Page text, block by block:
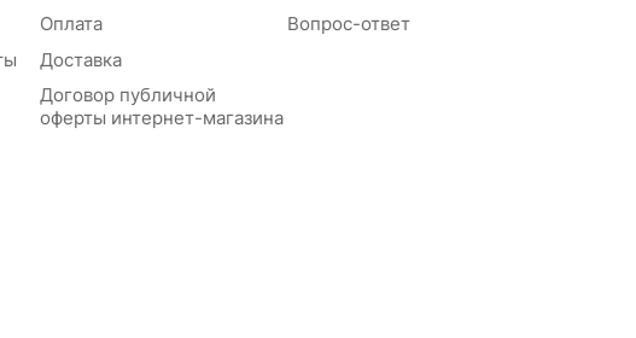
Оплата
Доставка
Договор публичной
оферты интернет-магазина
Вопрос-ответ